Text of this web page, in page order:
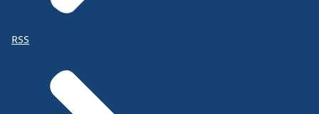
RSS